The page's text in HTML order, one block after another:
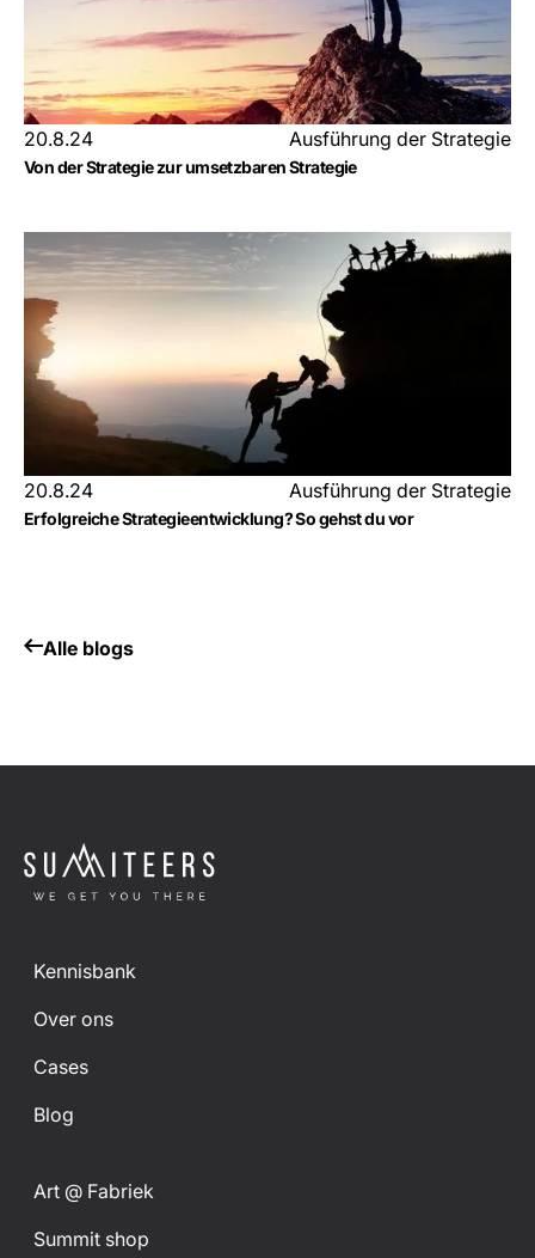
20.8.24 Ausführung der Strategie
Von der Strategie zur umsetzbaren Strategie
20.8.24 Ausführung der Strategie
Erfolgreiche Strategieentwicklung? So gehst du vor
Alle blogs
Kennisbank
Over ons
Cases
Blog
Art @ Fabriek
Summit shop